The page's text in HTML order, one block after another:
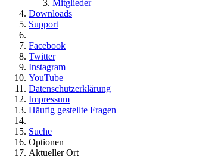
Mitglieder
Downloads
Support
Facebook
Twitter
Instagram
YouTube
Datenschutzerklärung
Impressum
Häufig gestellte Fragen
Suche
Optionen
Aktueller Ort